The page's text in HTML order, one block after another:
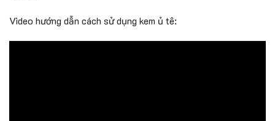
Video hướng dẫn cách sử dụng kem ủ tê: